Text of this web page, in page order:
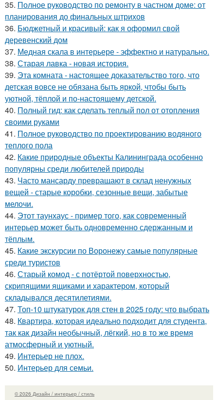
35. Полное руководство по ремонту в частном доме: от
планирования до финальных штрихов
36. Бюджетный и красивый: как я оформил свой
деревенский дом
37. Медная скала в интерьере - эффектно и натурально.
38. Старая лавка - новая история.
39. Эта комната - настоящее доказательство того, что
детская вовсе не обязана быть яркой, чтобы быть
уютной, тёплой и по-настоящему детской.
40. Полный гид: как сделать теплый пол от отопления
своими руками
41. Полное руководство по проектированию водяного
теплого пола
42. Какие природные объекты Калининграда особенно
популярны среди любителей природы
43. Часто мансарду превращают в склад ненужных
вещей - старые коробки, сезонные вещи, забытые
мелочи.
44. Этот таунхаус - пример того, как современный
интерьер может быть одновременно сдержанным и
тёплым.
45. Какие экскурсии по Воронежу самые популярные
среди туристов
46. Старый комод - с потёртой поверхностью,
скрипящими ящиками и характером, который
складывался десятилетиями.
47. Топ-10 штукатурок для стен в 2025 году: что выбрать
48. Квартира, которая идеально подходит для студента,
так как дизайн необычный, лёгкий, но в то же время
атмосферный и уютный.
49. Интерьер не плох.
50. Интерьер для семьи.
© 2026 Дизайн / интерьер / стиль